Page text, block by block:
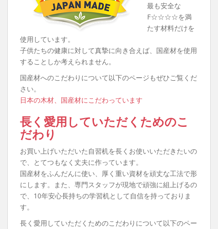
最も安全な
F☆☆☆☆を満
たす材料だけを
使用しています。
子供たちの健康に対して真摯に向き合えば、国産材を使用
することしか考えられません。
国産材へのこだわりについて以下のページもぜひご覧くだ
さい。
日本の木材、国産材にこだわっています
長く愛用していただくためのこ
だわり
お買い上げいただいた自習机を長くお使いいただきたいの
で、とてつもなく丈夫に作っています。
国産材をふんだんに使い、厚く重い資材を頑丈な工法で形
にします。また、専門スタッフが現地で頑強に組上げるの
で、10年安心長持ちの学習机として自信を持っておりま
す。
長く愛用していただくためのこだわりについて以下のペー